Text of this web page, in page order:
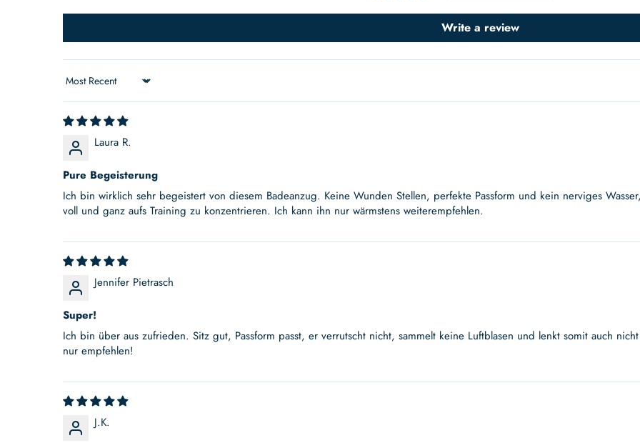
Write a review
Sort by
Laura R.
Pure Begeisterung
Ich bin wirklich sehr begeistert von diesem Badeanzug. Keine Wunden Stellen, perfekte Passform und kein nerviges
voll und ganz aufs Training zu konzentrieren. Ich kann ihn nur wärmstens weiterempfehlen.
Jennifer Pietrasch
Super!
Ich bin über aus zufrieden. Sitz gut, Passform passt, er verrutscht nicht, sammelt keine Luftblasen und lenkt somit auch
nur empfehlen!
J.K.